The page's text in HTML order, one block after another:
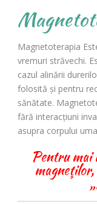
Magnetoterapia
vremuri străvechi.
cazul alinării
folosită și pentru
sănătate.
fără interacțiuni
asupra corpului
Pentru mai